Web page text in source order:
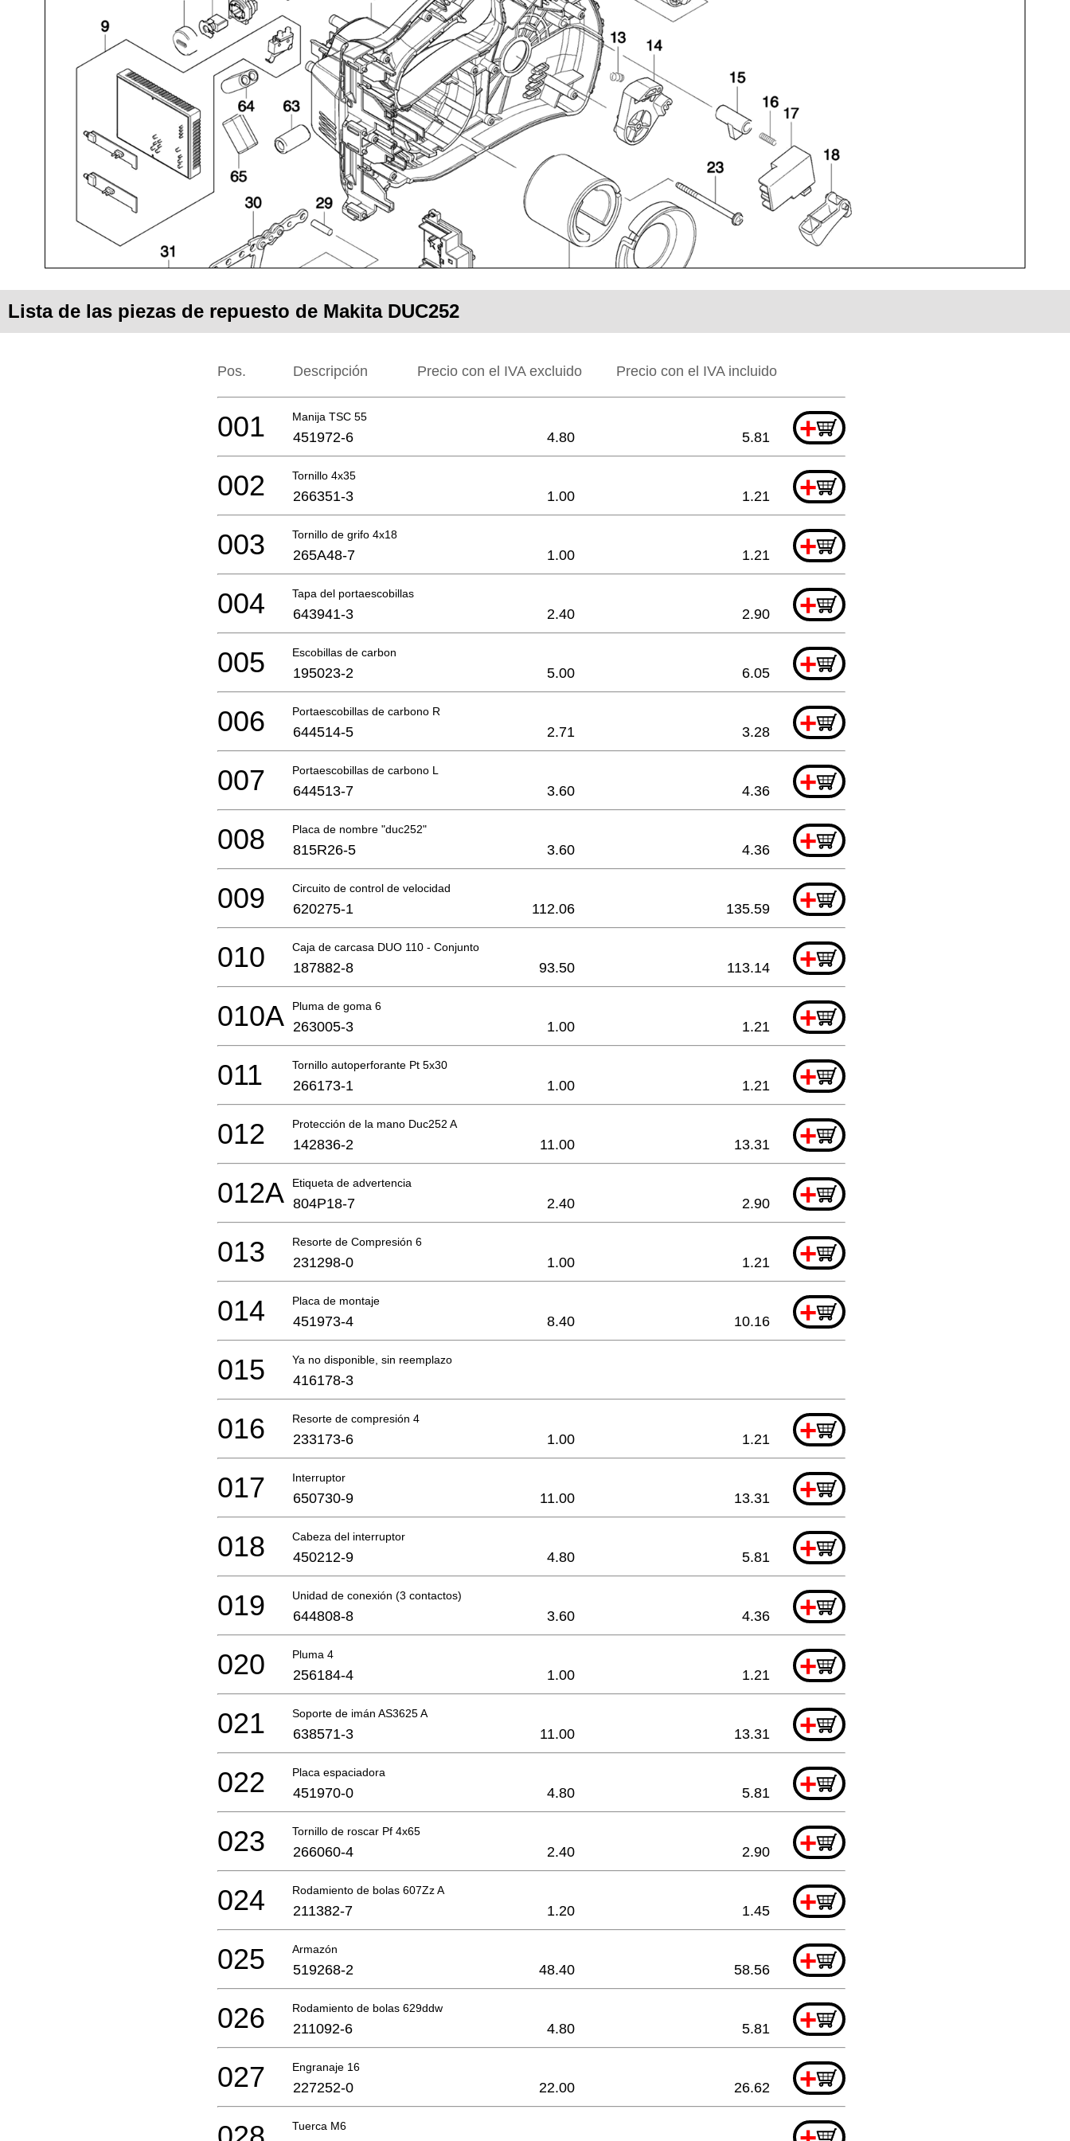
Lista de las piezas de repuesto de Makita DUC252
Pos. Descripción Precio con el IVA excluido Precio con el IVA incluido
Manija TSC 55 +
001 451972-6 4.80 5.81
Tornillo 4x35 +
002 266351-3 1.00 1.21
Tornillo de grifo 4x18 +
003 265A48-7 1.00 1.21
Tapa del portaescobillas +
004 643941-3 2.40 2.90
Escobillas de carbon +
005 195023-2 5.00 6.05
Portaescobillas de carbono R +
006 644514-5 2.71 3.28
Portaescobillas de carbono L +
007 644513-7 3.60 4.36
Placa de nombre "duc252" +
008 815R26-5 3.60 4.36
Circuito de control de velocidad +
009 620275-1 112.06 135.59
Caja de carcasa DUO 110 - Conjunto +
010 187882-8 93.50 113.14
Pluma de goma 6 +
010A 263005-3 1.00 1.21
Tornillo autoperforante Pt 5x30 +
011 266173-1 1.00 1.21
Protección de la mano Duc252 A +
012 142836-2 11.00 13.31
Etiqueta de advertencia +
012A 804P18-7 2.40 2.90
Resorte de Compresión 6 +
013 231298-0 1.00 1.21
Placa de montaje +
014 451973-4 8.40 10.16
Ya no disponible, sin reemplazo
015 416178-3
Resorte de compresión 4 +
016 233173-6 1.00 1.21
Interruptor +
017 650730-9 11.00 13.31
Cabeza del interruptor +
018 450212-9 4.80 5.81
Unidad de conexión (3 contactos) +
019 644808-8 3.60 4.36
Pluma 4 +
020 256184-4 1.00 1.21
Soporte de imán AS3625 A +
021 638571-3 11.00 13.31
Placa espaciadora +
022 451970-0 4.80 5.81
Tornillo de roscar Pf 4x65 +
023 266060-4 2.40 2.90
Rodamiento de bolas 607Zz A +
024 211382-7 1.20 1.45
Armazón +
025 519268-2 48.40 58.56
Rodamiento de bolas 629ddw +
026 211092-6 4.80 5.81
Engranaje 16 +
027 227252-0 22.00 26.62
Tuerca M6